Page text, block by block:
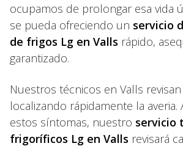
ocupamos de prolongar esa vida
se pueda ofreciendo un servicio
de frigos Lg en Valls rápido,
garantizado.
Nuestros técnicos en Valls
localizando rápidamente la
estos síntomas, nuestro servicio
frigoríficos Lg en Valls revisará